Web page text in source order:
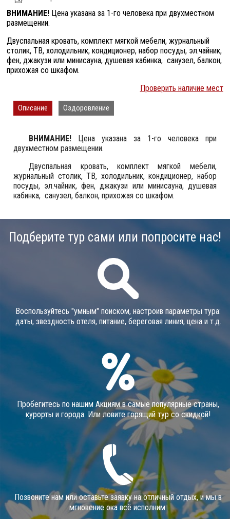
ВНИМАНИЕ! Цена указана за 1-го человека при двухместном
размещении.
Двуспальная кровать, комплект мягкой мебели, журнальный
столик, ТВ, холодильник, кондиционер, набор посуды, эл.чайник,
фен, джакузи или минисауна, душевая кабинка, санузел, балкон,
прихожая со шкафом.
Проверить наличие мест
Описание Оздоровление
ВНИМАНИЕ! Цена указана за 1-го человека при
двухместном размещении.
Двуспальная кровать, комплект мягкой мебели,
журнальный столик, ТВ, холодильник, кондиционер, набор
посуды, эл.чайник, фен, джакузи или минисауна, душевая
кабинка, санузел, балкон, прихожая со шкафом.
Подберите тур сами или попросите нас!
Воспользуйтесь "умным" поиском, настроив параметры тура:
даты, звездность отеля, питание, береговая линия, цена и т.д.
Пробегитесь по нашим Акциям в самые популярные страны,
курорты и города. Или ловите горящий тур со скидкой!
Позвоните нам или оставьте заявку на отличный отдых, и мы в
мгновение ока всё исполним.